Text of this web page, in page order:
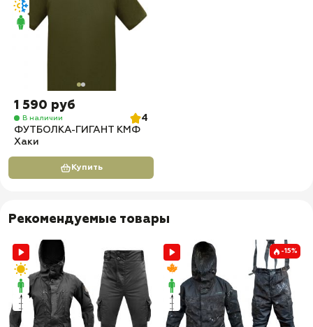
1 590 руб
В наличии
4
ФУТБОЛКА-ГИГАНТ КМФ
Хаки
Купить
Рекомендуемые товары
-15%